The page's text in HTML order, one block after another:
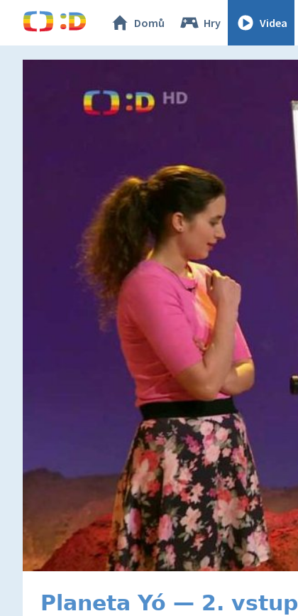
Domů Hry Videa
Planeta Yó — 2. vstup